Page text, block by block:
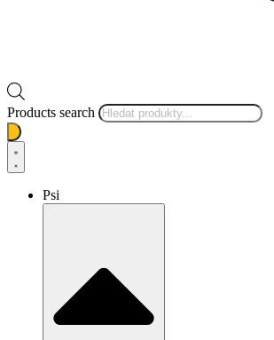
Products search
Psi